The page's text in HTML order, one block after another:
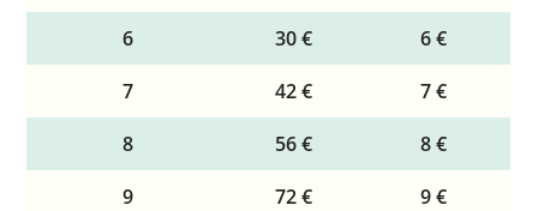
6
30 €
6 €
7
42 €
7 €
8
56 €
8 €
9
72 €
9 €